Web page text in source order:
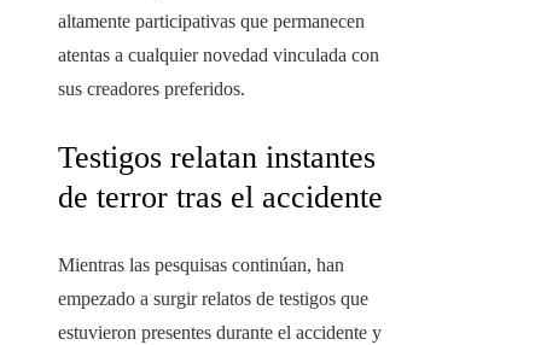
altamente participativas que permanecen
atentas a cualquier novedad vinculada con
sus creadores preferidos.
Testigos relatan instantes
de terror tras el accidente
Mientras las pesquisas continúan, han
empezado a surgir relatos de testigos que
estuvieron presentes durante el accidente y